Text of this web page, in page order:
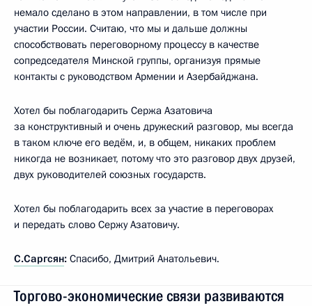
немало сделано в этом направлении, в том числе при
участии России. Считаю, что мы и дальше должны
способствовать переговорному процессу в качестве
сопредседателя Минской группы, организуя прямые
контакты с руководством Армении и Азербайджана.
Хотел бы поблагодарить Сержа Азатовича
за конструктивный и очень дружеский разговор, мы всегда
в таком ключе его ведём, и, в общем, никаких проблем
никогда не возникает, потому что это разговор двух друзей,
двух руководителей союзных государств.
Хотел бы поблагодарить всех за участие в переговорах
и передать слово Сержу Азатовичу.
С.Саргсян: Спасибо, Дмитрий Анатольевич.
Торгово-экономические связи развиваются